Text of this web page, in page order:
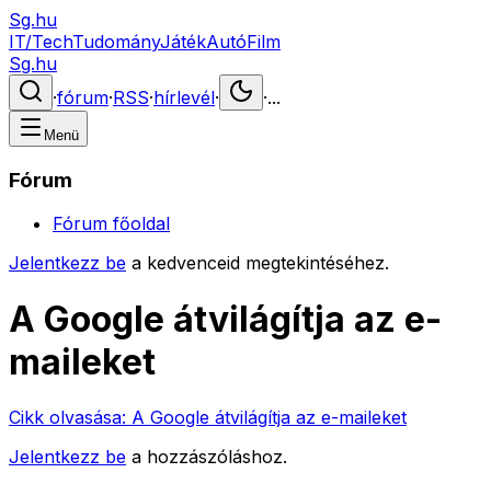
Sg.hu
IT/TechTudományJátékAutóFilm
Sg.hu
·fórum·RSS·hírlevél· ·...
Menü
Fórum
Fórum főoldal
Jelentkezz be a kedvenceid megtekintéséhez.
A Google átvilágítja az e-
maileket
Cikk olvasása: A Google átvilágítja az e-maileket
Jelentkezz be a hozzászóláshoz.